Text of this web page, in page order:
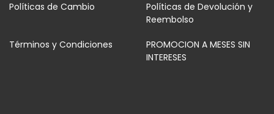
Políticas de Cambio
Políticas de Devolución y
Reembolso
Términos y Condiciones
PROMOCION A MESES SIN
INTERESES